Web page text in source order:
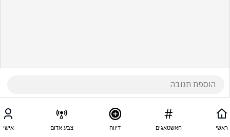
ראשי האשטאגים דיווח צבע אדום אישי